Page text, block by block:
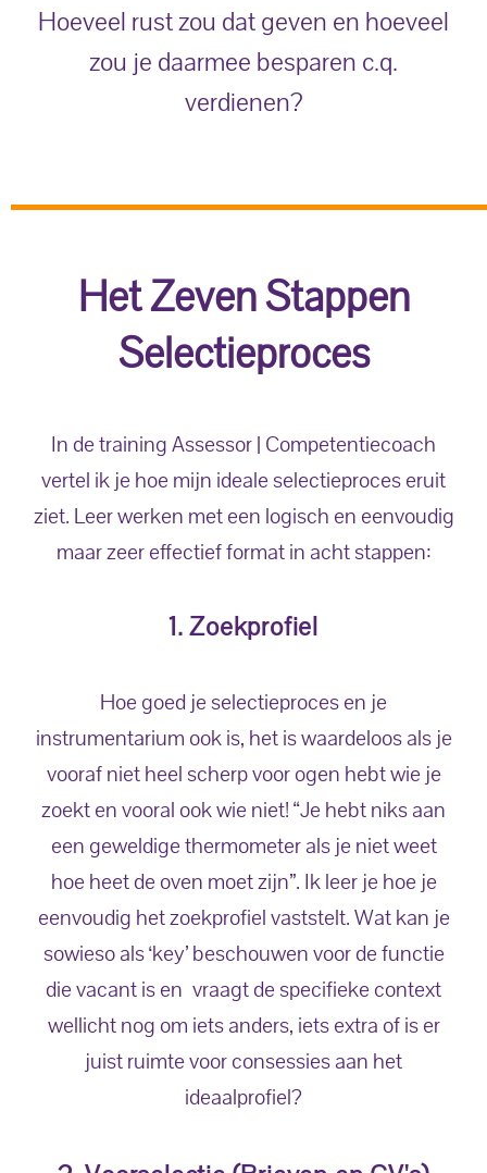
Hoeveel rust zou dat geven en hoeveel
zou je daarmee besparen c.q.
verdienen?
Het Zeven Stappen
Selectieproces
In de training Assessor | Competentiecoach
vertel ik je hoe mijn ideale selectieproces eruit
ziet. Leer werken met een logisch en eenvoudig
maar zeer effectief format in acht stappen:
1. Zoekprofiel
Hoe goed je selectieproces en je
instrumentarium ook is, het is waardeloos als je
vooraf niet heel scherp voor ogen hebt wie je
zoekt en vooral ook wie niet! “Je hebt niks aan
een geweldige thermometer als je niet weet
hoe heet de oven moet zijn”. Ik leer je hoe je
eenvoudig het zoekprofiel vaststelt. Wat kan je
sowieso als ‘key’ beschouwen voor de functie
die vacant is en vraagt de specifieke context
wellicht nog om iets anders, iets extra of is er
juist ruimte voor consessies aan het
ideaalprofiel?